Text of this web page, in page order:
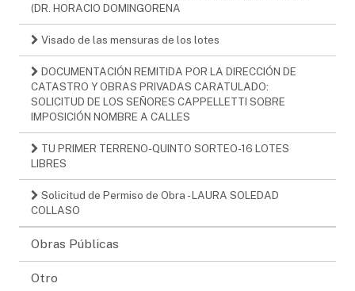
(DR. HORACIO DOMINGORENA
Visado de las mensuras de los lotes
DOCUMENTACIÓN REMITIDA POR LA DIRECCIÓN DE
CATASTRO Y OBRAS PRIVADAS CARATULADO:
SOLICITUD DE LOS SEÑORES CAPPELLETTI SOBRE
IMPOSICIÓN NOMBRE A CALLES
TU PRIMER TERRENO-QUINTO SORTEO-16 LOTES
LIBRES
Solicitud de Permiso de Obra - LAURA SOLEDAD
COLLASO
Obras Públicas
Otro